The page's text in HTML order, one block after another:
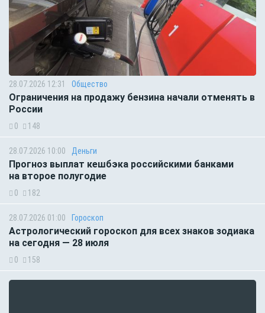
28.07.2026 12:31 Общество
Ограничения на продажу бензина начали отменять в
России
0 148
28.07.2026 10:00 Деньги
Прогноз выплат кешбэка российскими банками
на второе полугодие
0 182
28.07.2026 01:00 Гороскоп
Астрологический гороскоп для всех знаков зодиака
на сегодня — 28 июля
0 158